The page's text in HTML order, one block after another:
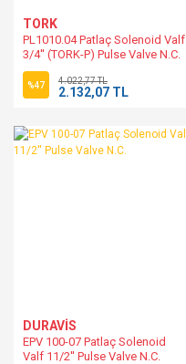
TORK
PL1010.04 Patlaç Solenoid Valf
3/4'' (TORK-P) Pulse Valve N.C.
%47 4.022,77 TL
2.132,07 TL
DURAVİS
EPV 100-07 Patlaç Solenoid
Valf 11/2'' Pulse Valve N.C.